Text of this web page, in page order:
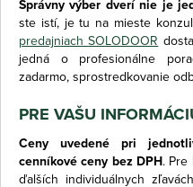
Správny výber dverí nie je
ste istí, je tu na mieste
predajniach SOLODOOR
jedná o profesionálne
zadarmo, sprostredkovanie
PRE VAŠU
Ceny uvedené pri
cenníkové ceny bez DPH.
ďalších individuálnych